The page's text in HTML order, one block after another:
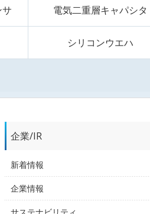
電気二重層キャパシタ
シリコンウエハ
企業/IR
新着情報
企業情報